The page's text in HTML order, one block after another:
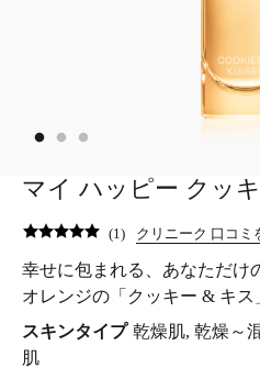
マイ ハッピー クッ
(1) クリニーク 口コミ
幸せに包まれる、あなただけ
オレンジの「クッキー & キス
スキンタイプ 乾燥肌, 乾燥～
肌